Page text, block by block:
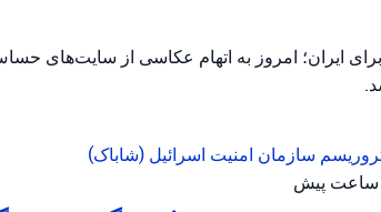
ایران؛ امروز به اتهام عکاسی از سایت‌های
سازمان امنیت اسرائیل (شاباک)